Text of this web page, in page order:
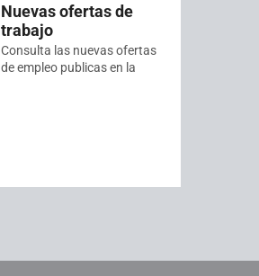
Nuevas ofertas de
trabajo
Consulta las nuevas ofertas
de empleo publicas en la